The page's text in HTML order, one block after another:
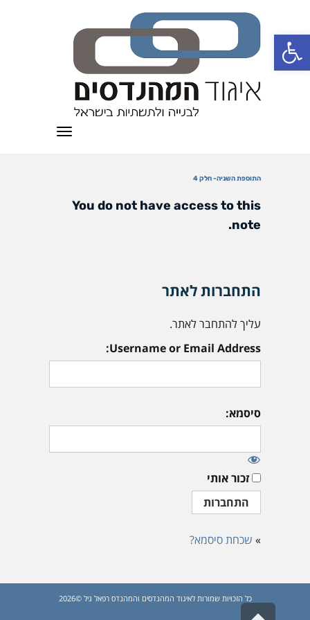
פתח סרגל נגישות
תפריט
התוספת השניה- חלק 4
You do not have access to this
note.
התחברות לאתר
עליך להתחבר לאתר.
Username or Email Address:
סיסמא:
זכור אותי
» שכחת סיסמא?
כל הזכויות שמורות לאיגוד המהנדסים והמהנדס רפאל גיל ©2026